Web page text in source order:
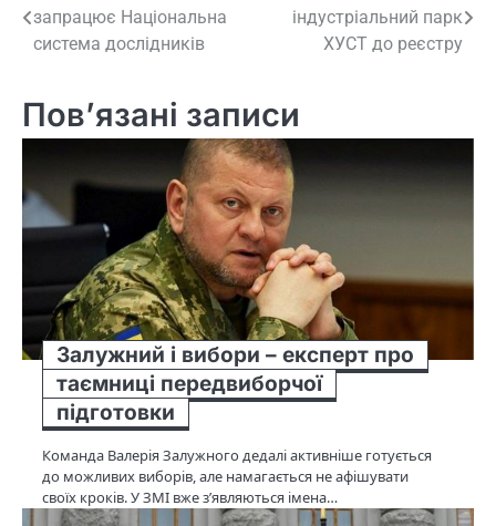
записів
запрацює Національна
система дослідників
індустріальний парк
ХУСТ до реєстру
Пов’язані записи
Залужний і вибори – експерт про
таємниці передвиборчої
підготовки
Команда Валерія Залужного дедалі активніше готується
до можливих виборів, але намагається не афішувати
своїх кроків. У ЗМІ вже з’являються імена…